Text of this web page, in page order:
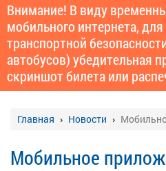
Внимание! В виду
мобильного интернета,
транспортной
автобусов) убедительная
скриншот билета или
Главная Новости
Мобильное